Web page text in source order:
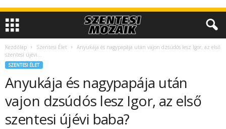
Kezdőlap Szentesi Élet
Anyukája és nagypapája után vajon dzsúdós lesz Igor, az első
szentesi újévi...
SZENTESI ÉLET
Anyukája és nagypapája után
vajon dzsúdós lesz Igor, az első
szentesi újévi baba?